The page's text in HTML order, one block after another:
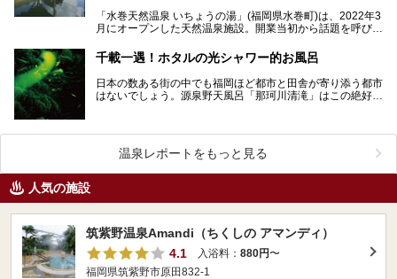
「水巻天然温泉 いちょうの湯」(福岡県水巻町)は、2022年3
月にオープンした天然温泉施設。開業当初から話題を呼び、
千載一遇！ホタルの光シャワー的お風呂
日本の数ある街の中でも福岡ほど都市と田舎が寄り添う都市
はないでしょう。源泉野天風呂「那珂川清滝」はこの絶好の
温泉レポートをもっと見る
人気の施設
筑紫野温泉Amandi（ちくしの アマンディ）
4.1
入浴料： 880円〜
福岡県筑紫野市原田832-1